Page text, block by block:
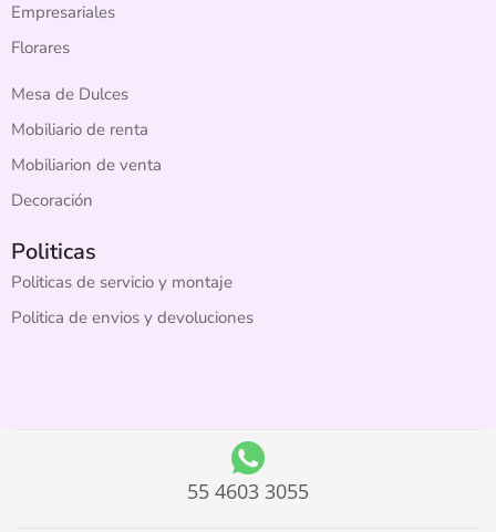
Empresariales
Florares
Mesa de Dulces
Mobiliario de renta
Mobiliarion de venta
Decoración
Politicas
Politicas de servicio y montaje
Politica de envios y devoluciones
55 4603 3055